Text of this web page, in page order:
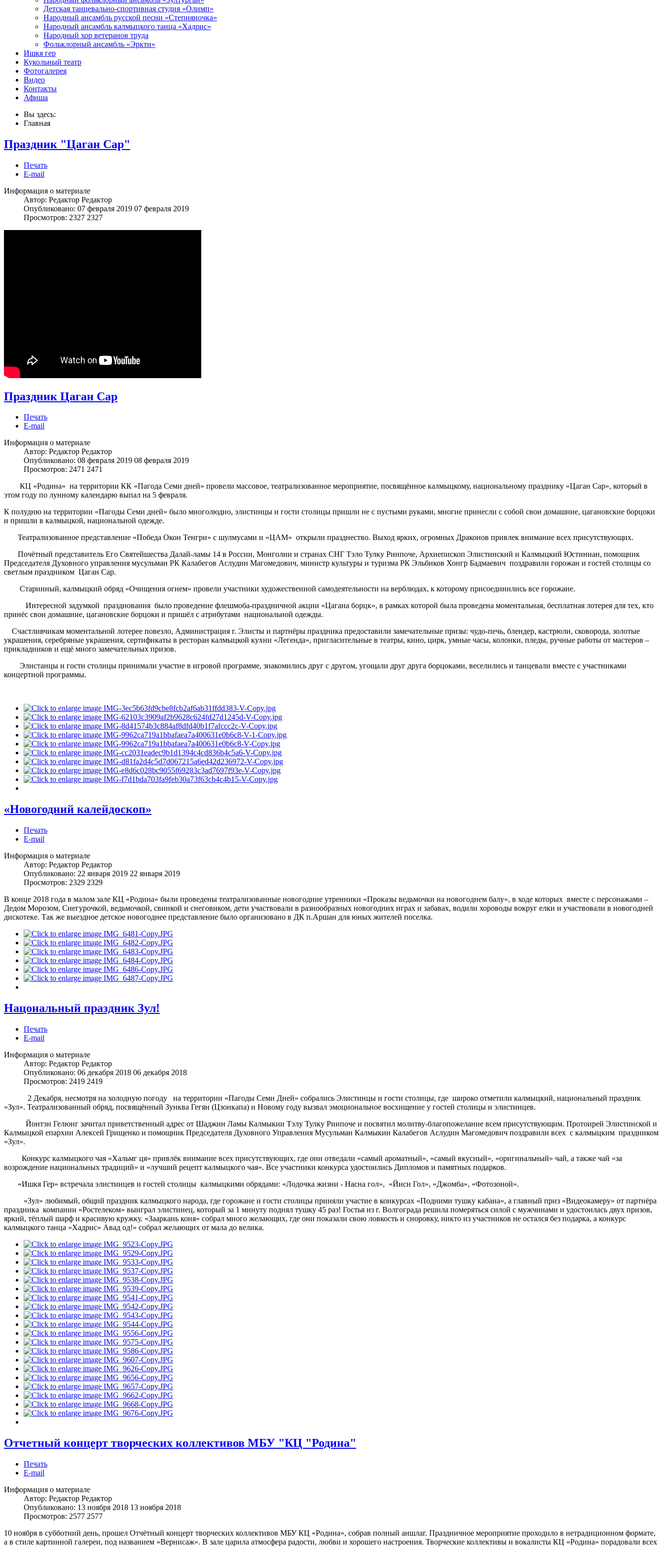
Детская танцевально-спортивная студия «Олимп»
Народный ансамбль русской песни «Степняночка»
Народный ансамбль калмыцкого танца «Хадрис»
Народный хор ветеранов труда
Фольклорный ансамбль «Эрктн»
Ишкя гер
Кукольный театр
Фотогалерея
Видео
Контакты
Афиша
Вы здесь:
Главная
Праздник "Цаган Сар"
Печать
E-mail
Информация о материале
Автор: Редактор Редактор
Опубликовано: 07 февраля 2019 07 февраля 2019
Просмотров: 2327 2327
Праздник Цаган Сар
Печать
E-mail
Информация о материале
Автор: Редактор Редактор
Опубликовано: 08 февраля 2019 08 февраля 2019
Просмотров: 2471 2471
КЦ «Родина» на территории КК «Пагода Семи дней» провели массовое, театрализованное мероприятие, посвящённое калмыцкому, национальному празднику «Цаган Сар», который в
этом году по лунному календарю выпал на 5 февраля.
К полудню на территории «Пагоды Семи дней» было многолюдно, элистинцы и гости столицы пришли не с пустыми руками, многие принесли с собой свои домашние, цагановские борцоки
и пришли в калмыцкой, национальной одежде.
Театрализованное представление «Победа Окон Тенгри» с шулмусами и «ЦАМ» открыли празднество. Выход ярких, огромных Драконов привлек внимание всех присутствующих.
Почётный представитель Его Святейшества Далай-ламы 14 в России, Монголии и странах СНГ Тэло Тулку Ринпоче, Архиепископ Элистинский и Калмыцкий Юстиниан, помощник
Председателя Духовного управления мусульман РК Калабегов Аслудин Магомедович, министр культуры и туризма РК Эльбиков Хонгр Бадмаевич поздравили горожан и гостей столицы со
светлым праздником Цаган Сар.
Старинный, калмыцкий обряд «Очищения огнем» провели участники художественной самодеятельности на верблюдах, к которому присоединились все горожане.
Интересной задумкой празднования было проведение флешмоба-праздничной акции «Цагана борцк», в рамках которой была проведена моментальная, бесплатная лотерея для тех, кто
принёс свои домашние, цагановские борцоки и пришёл с атрибутами национальной одежды.
Счастливчикам моментальной лотерее повезло, Администрация г. Элисты и партнёры праздника предоставили замечательные призы: чудо-печь, блендер, кастрюли, сковорода, золотые
украшения, серебряные украшения, сертификаты в ресторан калмыцкой кухни «Легенда», пригласительные в театры, кино, цирк, умные часы, колонки, пледы, ручные работы от мастеров –
прикладников и ещё много замечательных призов.
Элистанцы и гости столицы принимали участие в игровой программе, знакомились друг с другом, угощали друг друга борцоками, веселились и танцевали вместе с участниками
концертной программы.
«Новогодний калейдоскоп»
Печать
E-mail
Информация о материале
Автор: Редактор Редактор
Опубликовано: 22 января 2019 22 января 2019
Просмотров: 2329 2329
В конце 2018 года в малом зале КЦ «Родина» были проведены театрализованные новогодние утренники «Проказы ведьмочки на новогоднем балу», в ходе которых вместе с персонажами –
Дедом Морозом, Снегурочкой, ведьмочкой, свинкой и снеговиком, дети участвовали в разнообразных новогодних играх и забавах, водили хороводы вокруг елки и участвовали в новогодней
дискотеке. Так же выездное детское новогоднее представление было организовано в ДК п.Аршан для юных жителей поселка.
Нацональный праздник Зул!
Печать
E-mail
Информация о материале
Автор: Редактор Редактор
Опубликовано: 06 декабря 2018 06 декабря 2018
Просмотров: 2419 2419
2 Декабря, несмотря на холодную погоду на территории «Пагоды Семи Дней» собрались Элистинцы и гости столицы, где широко отметили калмыцкий, национальный праздник
«Зул». Театрализованный обряд, посвящённый Зунква Гегян (Цзонкапа) и Новому году вызвал эмоциональное восхищение у гостей столицы и элистинцев.
Йонтэн Гелюнг зачитал приветственный адрес от Шаджин Ламы Калмыкии Тэлу Тулку Ринпоче и посвятил молитву-благопожелание всем присутствующим. Протоирей Элистинской и
Калмыцкой епархии Алексей Грищенко и помощник Председателя Духовного Управления Мусульман Калмыкии Калабегов Аслудин Магомедович поздравили всех с калмыцким праздником
«Зул».
Конкурс калмыцкого чая «Хальмг ця» привлёк внимание всех присутствующих, где они отведали «самый ароматный», «самый вкусный», «оригинальный» чай, а также чай «за
возрождение национальных традиций» и «лучший рецепт калмыцкого чая». Все участники конкурса удостоились Дипломов и памятных подарков.
«Ишкя Гер» встречала элистинцев и гостей столицы калмыцкими обрядами: «Лодочка жизни - Насна гол», «Йисн Гол», «Джомба», «Фотозоной».
«Зул» любимый, общий праздник калмыцкого народа, где горожане и гости столицы приняли участие в конкурсах «Подними тушку кабана», а главный приз «Видеокамеру» от партнёра
праздника компании «Ростелеком» выиграл элистинец, который за 1 минуту поднял тушку 45 раз! Гостья из г. Волгограда решила померяться силой с мужчинами и удостоилась двух призов,
яркий, тёплый шарф и красивую кружку. «Зааркань коня» собрал много желающих, где они показали свою ловкость и сноровку, никто из участников не остался без подарка, а конкурс
калмыцкого танца «Хадрис» Авад од!» собрал желающих от мала до велика.
Отчетный концерт творческих коллективов МБУ "КЦ "Родина"
Печать
E-mail
Информация о материале
Автор: Редактор Редактор
Опубликовано: 13 ноября 2018 13 ноября 2018
Просмотров: 2577 2577
10 ноября в субботний день, прошел Отчётный концерт творческих коллективов МБУ КЦ «Родина», собрав полный аншлаг. Праздничное мероприятие проходило в нетрадиционном формате,
а в стиле картинной галереи, под названием «Вернисаж». В зале царила атмосфера радости, любви и хорошего настроения. Творческие коллективы и вокалисты КЦ «Родина» порадовали всех